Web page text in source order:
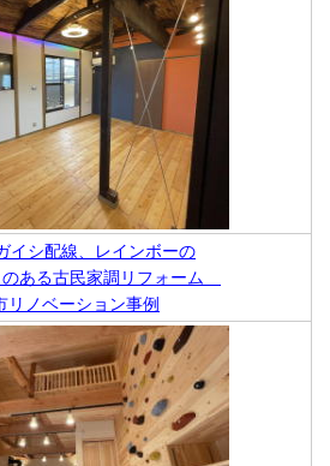
イシ配線、レインボーの
のある古民家調リフォーム
リノベーション事例